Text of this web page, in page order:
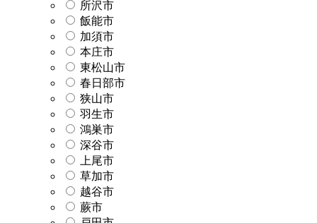
所沢市
飯能市
加須市
本庄市
東松山市
春日部市
狭山市
羽生市
鴻巣市
深谷市
上尾市
草加市
越谷市
蕨市